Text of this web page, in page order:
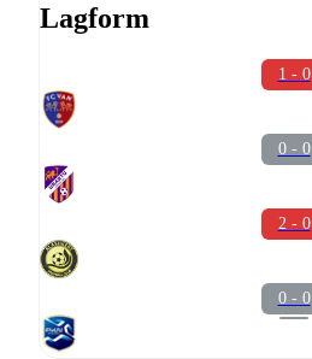
Lagform
1 - 0
0 - 0
2 - 0
0 - 0